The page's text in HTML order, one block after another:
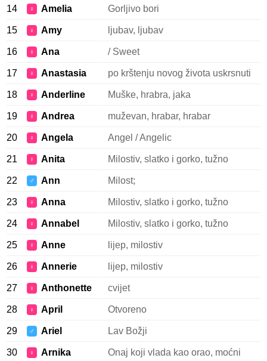
14 ♀ Amelia Gorljivo bori
15 ♀ Amy ljubav, ljubav
16 ♀ Ana / Sweet
17 ♀ Anastasia po krštenju novog života uskrsnuti
18 ♀ Anderline Muške, hrabra, jaka
19 ♀ Andrea muževan, hrabar, hrabar
20 ♀ Angela Angel / Angelic
21 ♀ Anita Milostiv, slatko i gorko, tužno
22 ♂ Ann Milost;
23 ♀ Anna Milostiv, slatko i gorko, tužno
24 ♀ Annabel Milostiv, slatko i gorko, tužno
25 ♀ Anne lijep, milostiv
26 ♀ Annerie lijep, milostiv
27 ♀ Anthonette cvijet
28 ♀ April Otvoreno
29 ♂ Ariel Lav Božji
30 ♀ Arnika
Onaj koji vlada kao orao, moćni